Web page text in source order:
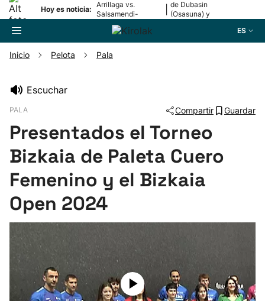
Hoy es noticia:
Arrillaga vs.
Salsamendi-
Bergara y Erasun
vs. Gaminde
de Dubasin
(Osasuna) y
ES
Pelota
Remo
Baloncesto
Ciclismo
Herri-kirolak
Inicio Pelota Pala
Escuchar
PALA Compartir Guardar
Presentados el Torneo
Bizkaia de Paleta Cuero
Femenino y el Bizkaia
Open 2024